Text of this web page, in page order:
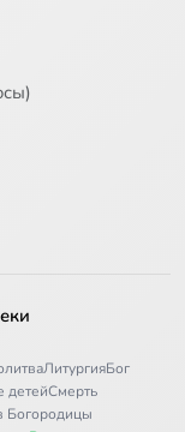
ЛитургияБог
детейСмерть
Богородицы